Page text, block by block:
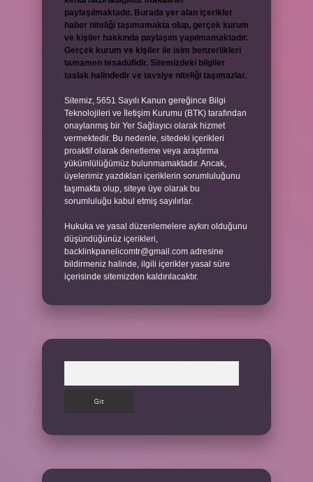
paylaşılmaktadır. Burada yer alan içerikler
haber niteliği taşımamakta olup, gerçek kurum
ve kişiler hakkında paylaşım yapılmamaktadır.
Gerçek kurum ve kişiler ile isim benzerlikleri
tamamen tesadüfidir. Sitemizdeki bilgiler
taslak halindedir ve tavsiye niteliği taşımazlar.
Sitemiz, 5651 Sayılı Kanun gereğince Bilgi
Teknolojileri ve İletişim Kurumu (BTK) tarafından
onaylanmış bir Yer Sağlayıcı olarak hizmet
vermektedir. Bu nedenle, sitedeki içerikleri
proaktif olarak denetleme veya araştırma
yükümlülüğümüz bulunmamaktadır. Ancak,
üyelerimiz yazdıkları içeriklerin sorumluluğunu
taşımakta olup, siteye üye olarak bu
sorumluluğu kabul etmiş sayılırlar.
Hukuka ve yasal düzenlemelere aykırı olduğunu
düşündüğünüz içerikleri,
backlinkpanelicomtr@gmail.com adresine
bildirmeniz halinde, ilgili içerikler yasal süre
içerisinde sitemizden kaldırılacaktır.